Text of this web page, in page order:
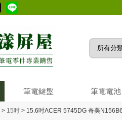
筆電鍵盤 筆電電池
> 15吋 > 15.6吋ACER 5745DG 奇美